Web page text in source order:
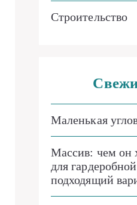
Строительство
Маленькая
Массив: чем он
для
подходящий